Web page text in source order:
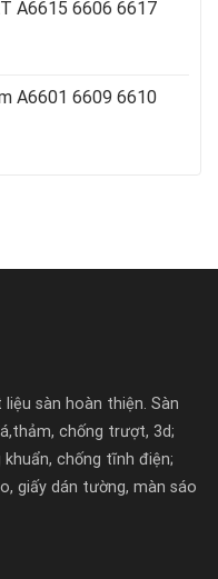
A6615 6606 6617
A6601 6609 6610
sàn hoàn thiện. Sàn
chống trượt, 3d;
chống tĩnh điện;
giấy dán tường, màn sáo